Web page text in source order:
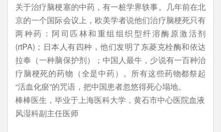
关于治疗脑梗塞的中药，有一桩学界轶事。几年前在北
京的一个国际会议上，欧美学者说他们治疗脑梗死只有
两种药：阿司匹林和重组组织型纤溶酶原激活剂
(rtPA)；日本人有四种，他们发明了东菱克栓酶和依达
拉奉（一种脑保护剂）；中国人最牛，少说有一百种治
疗脑梗死的药物（全是中药）。所有这些药物都祭起
“活血化瘀”的咒语，把中国患者忽悠得死心塌地。
棒棒医生，毕业于上海医科大学，黄石市中心医院血液
风湿科副主任医师